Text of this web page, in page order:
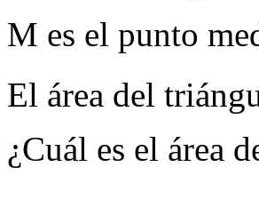
M es el punto
El área del
¿Cuál es el área